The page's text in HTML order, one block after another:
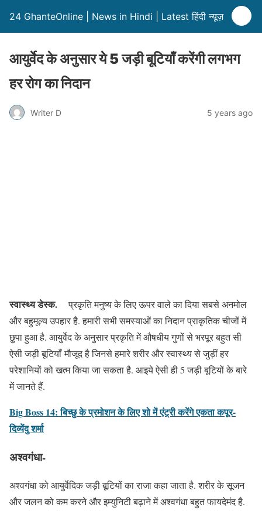
24 GhanteOnline | News in Hindi | Latest हिंदी न्यूज़
आयुर्वेद के अनुसार ये 5 जड़ी बूटियाँ करेंगी लगभग
हर रोग का निदान
Writer D 5 years ago
स्वास्थ्य डेस्क.प्रकृति मनुष्य के लिए ऊपर वाले का दिया सबसे अनमोल
और बहुमूल्य उपहार है. हमारी सभी समस्याओं का निदान प्राकृतिक चीजों में
छुपा हुआ है. आयुर्वेद के अनुसार प्रकृति में औषधीय गुणों से भरपूर बहुत सी
ऐसी जड़ी बूटियाँ मौजूद है जिनसे हमारे शरीर और स्वास्थ्य से जुड़ीं हर
परेशानियों को खत्म किया जा सकता है. आइये ऐसी ही 5 जड़ी बूटियों के बारे
में जानते हैं.
Big Boss 14: बिच्छु के प्रमोशन के लिए शो में एंट्री करेंगे एकता कपूर-
दिव्येंदु शर्मा
अश्वगंधा-
अश्वगंधा को आयुर्वेदिक जड़ी बूटियों का राजा कहा जाता है. शरीर के सूजन
और जलन को कम करने और इम्युनिटी बढ़ाने में अश्वगंधा बहुत फायदेमंद है.